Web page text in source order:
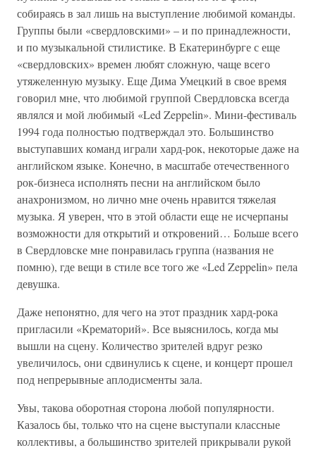
собираясь в зал лишь на выступление любимой команды.
Группы были «свердловскими» – и по принадлежности,
и по музыкальной стилистике. В Екатеринбурге с еще
«свердловских» времен любят сложную, чаще всего
утяжеленную музыку. Еще Дима Умецкий в свое время
говорил мне, что любимой группой Свердловска всегда
являлся и мой любимый «Led Zeppelin». Мини-фестиваль
1994 года полностью подтверждал это. Большинство
выступавших команд играли хард-рок, некоторые даже на
английском языке. Конечно, в масштабе отечественного
рок-бизнеса исполнять песни на английском было
анахронизмом, но лично мне очень нравится тяжелая
музыка. Я уверен, что в этой области еще не исчерпаны
возможности для открытий и откровений… Больше всего
в Свердловске мне понравилась группа (названия не
помню), где вещи в стиле все того же «Led Zeppelin» пела
девушка.
Даже непонятно, для чего на этот праздник хард-рока
пригласили «Крематорий». Все выяснилось, когда мы
вышли на сцену. Количество зрителей вдруг резко
увеличилось, они сдвинулись к сцене, и концерт прошел
под непрерывные аплодисменты зала.
Увы, такова оборотная сторона любой популярности.
Казалось бы, только что на сцене выступали классные
коллективы, а большинство зрителей прикрывали рукой